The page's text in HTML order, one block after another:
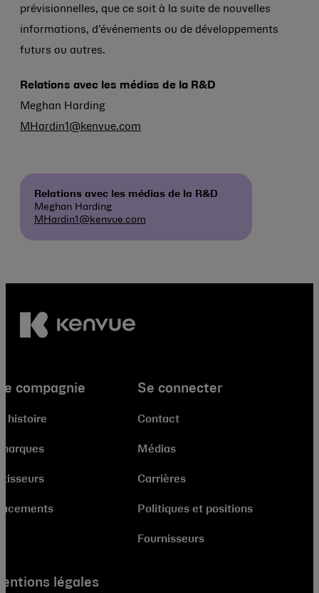
prévisionnelles, que ce soit à la suite de nouvelles
informations, d’événements ou de développements
futurs ou autres.
Relations avec les médias de la R&D
Meghan Harding
MHardin1@kenvue.com
Relations avec les médias de la R&D
Meghan Harding
MHardin1@kenvue.com
compagnie
histoire
Se connecter
Contact
Médias
Carrières
Politiques et positions
Fournisseurs
légales